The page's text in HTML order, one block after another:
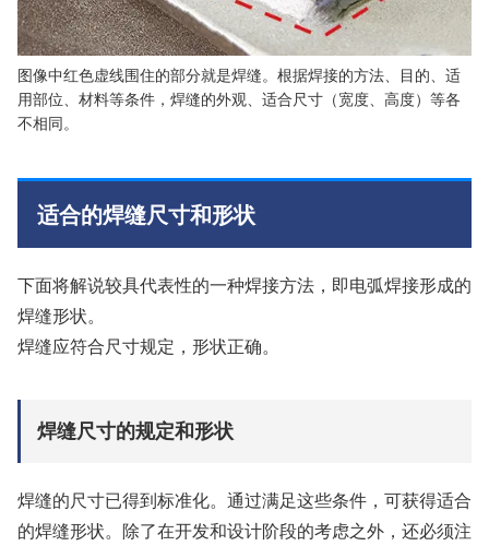
图像中红色虚线围住的部分就是焊缝。根据焊接的方法、目的、适
用部位、材料等条件，焊缝的外观、适合尺寸（宽度、高度）等各
不相同。
适合的焊缝尺寸和形状
下面将解说较具代表性的一种焊接方法，即电弧焊接形成的
焊缝形状。
焊缝应符合尺寸规定，形状正确。
焊缝尺寸的规定和形状
焊缝的尺寸已得到标准化。通过满足这些条件，可获得适合
的焊缝形状。除了在开发和设计阶段的考虑之外，还必须注